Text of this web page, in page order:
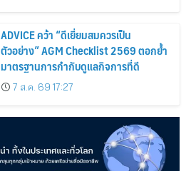
ADVICE คว้า “ดีเยี่ยมสมควรเป็น
ตัวอย่าง” AGM Checklist 2569 ตอกย้ำ
มาตรฐานการกำกับดูแลกิจการที่ดี
7 ส.ค. 69 17:27